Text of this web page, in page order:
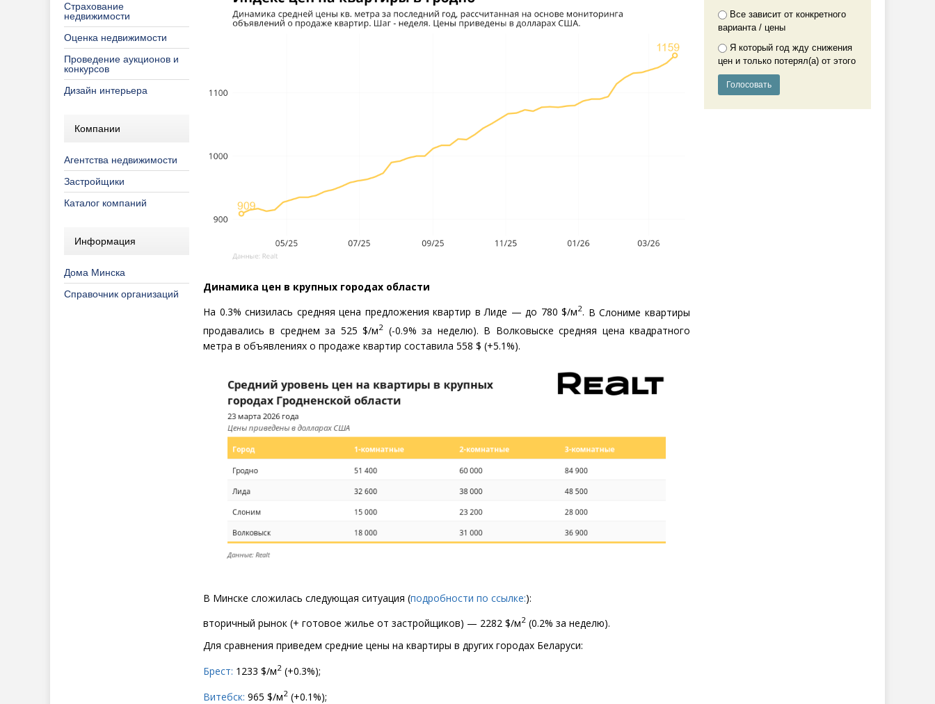
Страхование
недвижимости
Оценка недвижимости
Проведение аукционов и
конкурсов
Дизайн интерьера
Компании
Агентства недвижимости
Застройщики
Каталог компаний
Информация
Дома Минска
Справочник организаций
Динамика цен в крупных городах области
На 0.3% снизилась средняя цена предложения квартир в Лиде — до 780 $/м2. В Слониме квартиры
продавались в среднем за 525 $/м2 (-0.9% за неделю). В Волковыске средняя цена квадратного
метра в объявлениях о продаже квартир составила 558 $ (+5.1%).
В Минске сложилась следующая ситуация (подробности по ссылке:):
вторичный рынок (+ готовое жилье от застройщиков) — 2282 $/м2 (0.2% за неделю).
Для сравнения приведем средние цены на квартиры в других городах Беларуси:
Брест: 1233 $/м2 (+0.3%);
Витебск: 965 $/м2 (+0.1%);
Все зависит от конкретного
варианта / цены
Я который год жду снижения
цен и только потерял(а) от этого